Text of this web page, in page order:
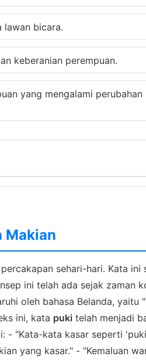
lawan bicara.
keberanian perempuan.
yang mengalami
Makian
sehari-hari. Kata
ini telah ada sejak zaman
oleh bahasa Belanda, yaitu
ini, kata puki telah menjadi
- "Kata-kata kasar seperti
yang kasar." - "Kemaluan